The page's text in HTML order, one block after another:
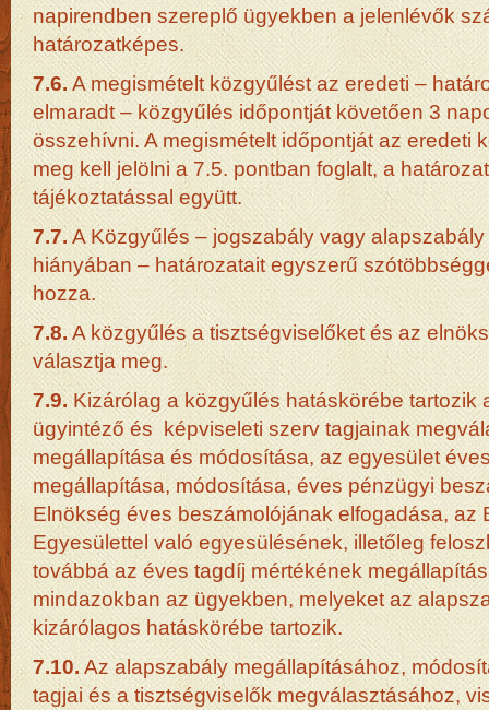
napirendben szereplő ügyekben a jelenlévők
határozatképes.
7.6.A megismételt közgyűlést az eredeti –
elmaradt – közgyűlés időpontját követően 3
összehívni. A megismételt időpontját az eredeti
meg kell jelölni a 7.5. pontban foglalt, a
tájékoztatással együtt.
7.7.A Közgyűlés – jogszabály vagy
hiányában – határozatait egyszerű
hozza.
7.8. A közgyűlés a tisztségviselőket és az
választja meg.
7.9.Kizárólag a közgyűlés hatáskörébe tartozik
ügyintéző és képviseleti szerv tagjainak
megállapítása és módosítása, az egyesület
megállapítása, módosítása, éves pénzügyi
Elnökség éves beszámolójának elfogadása, az
Egyesülettel való egyesülésének, illetőleg
továbbá az éves tagdíj mértékének
mindazokban az ügyekben, melyeket az
kizárólagos hatáskörébe tartozik.
7.10. Az alapszabály megállapításához,
tagjai és a tisztségviselők megválasztásához,